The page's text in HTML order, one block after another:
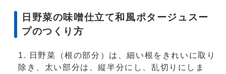
日野菜の味噌仕立て和風ポタージュスー
プのつくり方
日野菜（根の部分）は、細い根をきれいに取り
除き、太い部分は、縦半分にし、乱切りにしま